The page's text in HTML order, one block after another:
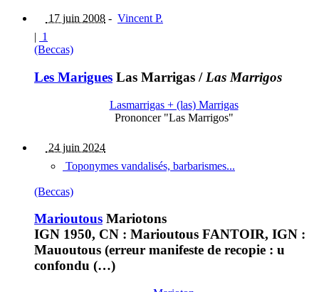
17 juin 2008 - Vincent P.
| 1
(Beccas)
Les Marigues Las Marrigas / Las Marrigos
Lasmarrigas + (las) Marrigas
Prononcer "Las Marrigos"
24 juin 2024
Toponymes vandalisés, barbarismes...
(Beccas)
Marioutous Mariotons
IGN 1950, CN : Marioutous FANTOIR, IGN :
Mauoutous (erreur manifeste de recopie : u
confondu (…)